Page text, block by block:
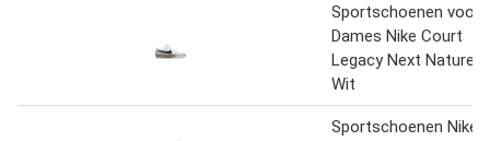
Sportschoenen voor
Dames Nike Court
Legacy Next Nature
Wit
Sportschoenen Nike